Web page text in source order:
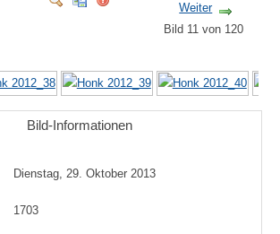
Weiter
Bild 11 von 120
Bild-Informationen
Dienstag, 29. Oktober 2013
1703